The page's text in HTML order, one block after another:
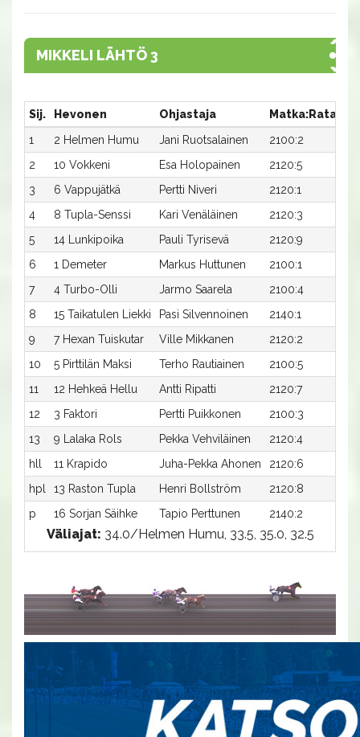
MIKKELI LÄHTÖ 3
Sij. Hevonen Ohjastaja Matka:Rata
1
2 Helmen Humu Jani Ruotsalainen 2100:2
2
10 Vokkeni Esa Holopainen 2120:5
3
6 Vappujätkä Pertti Niveri 2120:1
4
8 Tupla-Senssi Kari Venäläinen 2120:3
5
14 Lunkipoika Pauli Tyrisevä 2120:9
6
1 Demeter Markus Huttunen 2100:1
7
4 Turbo-Olli Jarmo Saarela 2100:4
8
15 Taikatulen Liekki Pasi Silvennoinen 2140:1
9
7 Hexan Tuiskutar Ville Mikkanen 2120:2
10
5 Pirttilän Maksi Terho Rautiainen 2100:5
11
12 Hehkeä Hellu Antti Ripatti 2120:7
12
3 Faktori Pertti Puikkonen 2100:3
13
9 Lalaka Rols Pekka Vehviläinen 2120:4
hll
11 Krapido Juha-Pekka Ahonen 2120:6
hpl
13 Raston Tupla Henri Bollström 2120:8
p
16 Sorjan Säihke Tapio Perttunen 2140:2
Väliajat: 34.0/Helmen Humu, 33.5, 35.0, 32.5